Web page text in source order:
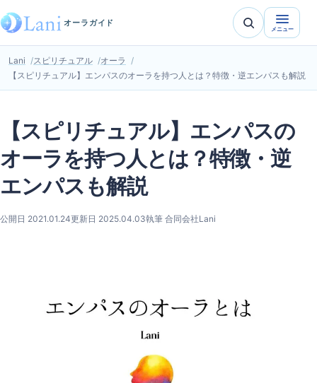
オーラガイド
メニュー
Lani スピリチュアル
オーラ
【スピリチュアル】エンパスのオーラを持つ人とは？特徴・逆エンパスも解説
【スピリチュアル】エンパスの
オーラを持つ人とは？特徴・逆
エンパスも解説
公開日 2021.01.24更新日 2025.04.03執筆 合同会社Lani